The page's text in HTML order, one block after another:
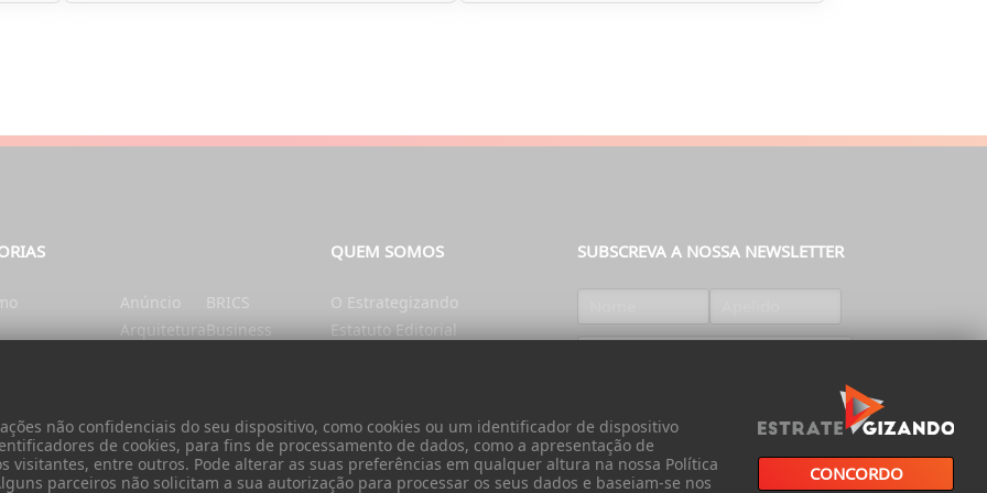
não confidenciais do seu dispositivo, como cookies ou um identificador de dispositivo
de cookies, para fins de processamento de dados, como a apresentação de
visitantes, entre outros. Pode alterar as suas preferências em qualquer altura na nossa Política
parceiros não solicitam a sua autorização para processar os seus dados e baseiam-se nos CONCORDO
Anúncio
Arquitetura
BRICS
Business
Cidadania
QUEM SOMOS
O Estrategizando
Estatuto Editorial
SUBSCREVA A NOSSA NEWSLETTER
SUBSCREVER